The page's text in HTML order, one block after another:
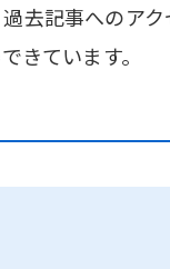
去記事へのアク
きています。